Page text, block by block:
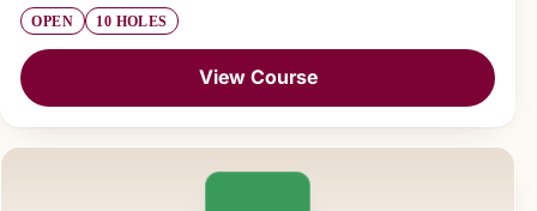
OPEN 10 HOLES
View Course